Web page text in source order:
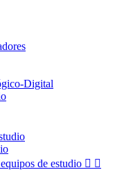
Digital
de estudio  